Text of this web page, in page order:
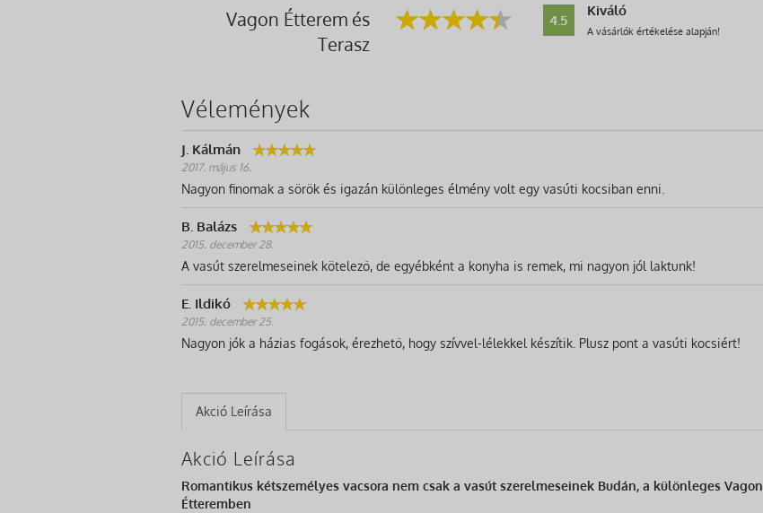
Vagon Étterem és
Terasz
4.5
Kiváló
A vásárlók értékelése alapján!
Vélemények
J. Kálmán
2017. május 16.
Nagyon finomak a sörök és igazán különleges élmény volt egy vasúti kocsiban enni.
B. Balázs
2015. december 28.
A vasút szerelmeseinek kötelező, de egyébként a konyha is remek, mi nagyon jól laktunk!
E. Ildikó
2015. december 25.
Nagyon jók a házias fogások, érezhető, hogy szívvel-lélekkel készítik. Plusz pont a vasúti kocsiért!
Akció Leírása
Akció Leírása
Romantikus kétszemélyes vacsora nem csak a vasút szerelmeseinek Budán, a különleges Vagon
Étteremben